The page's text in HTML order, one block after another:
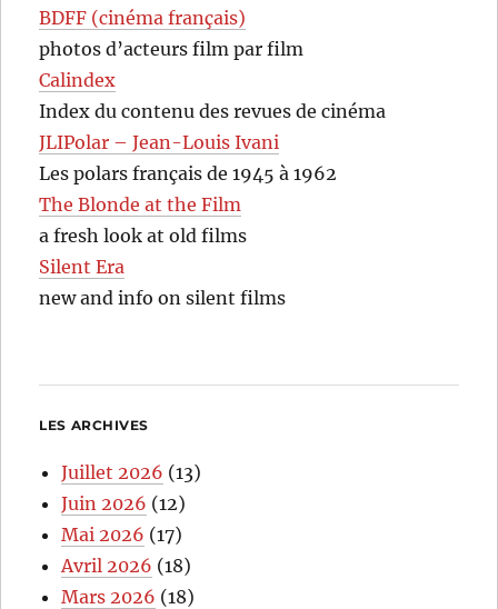
BDFF (cinéma français)
photos d’acteurs film par film
Calindex
Index du contenu des revues de cinéma
JLIPolar – Jean-Louis Ivani
Les polars français de 1945 à 1962
The Blonde at the Film
a fresh look at old films
Silent Era
new and info on silent films
LES ARCHIVES
Juillet 2026 (13)
Juin 2026 (12)
Mai 2026 (17)
Avril 2026 (18)
Mars 2026 (18)